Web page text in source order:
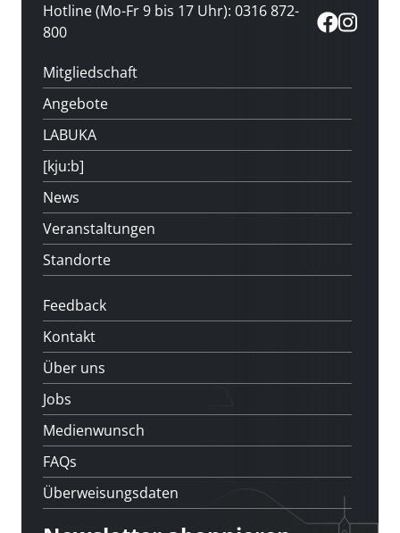
Hotline (Mo-Fr 9 bis 17 Uhr): 0316 872-
800
Mitgliedschaft
Angebote
LABUKA
[kju:b]
News
Veranstaltungen
Standorte
Feedback
Kontakt
Über uns
Jobs
Medienwunsch
FAQs
Überweisungsdaten